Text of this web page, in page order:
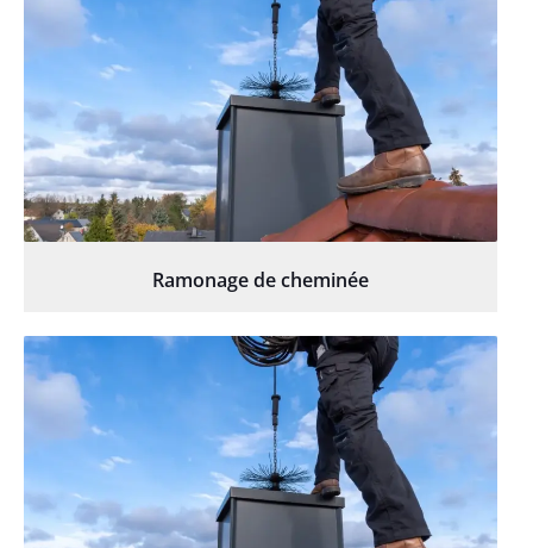
Ramonage de cheminée